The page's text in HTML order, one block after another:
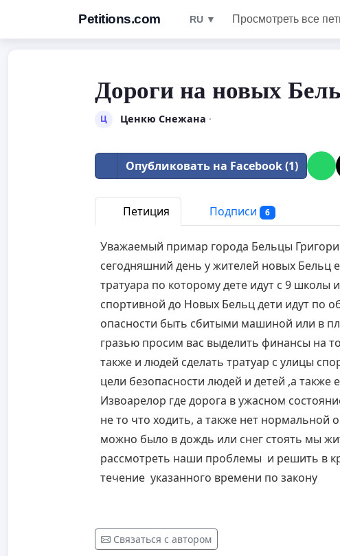
Petitions.com RU ▼ Просмотреть все
Дороги на новых
Ц Ценкю Снежана ·
Опубликовать на Facebook (1)
Петиция Подписи 6
Уважаемый примар города Бельцы
сегодняшний день у жителей новых Бельц
тратуара по которому дете идут с 9 школы
спортивной до Новых Бельц дети идут по
опасности быть сбитыми машиной или в
гразью просим вас выделить финансы на
также и людей сделать тратуар с улицы
цели безопасности людей и детей ,а также
Извоарелор где дорога в ужасном
не то что ходить, а также нет нормальной
можно было в дождь или снег стоять мы
рассмотреть наши проблемы и решить в
течение указанного времени по закону
Связаться с автором